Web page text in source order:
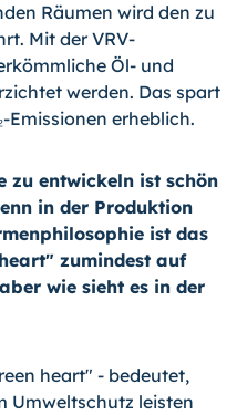
Räumen wird den zu
Mit der VRV-
Öl- und
werden. Das spart
Emissionen erheblich.
zu entwickeln ist schön
in der Produktion
ist das
zumindest auf
wie sieht es in der
heart" - bedeutet,
Umweltschutz leisten